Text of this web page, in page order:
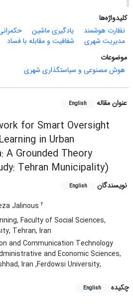
کلیدواژه‌ها
نظارت هوشمند
یادگیری ماشین
مدیریت شهری
شفافیت و مقابله با فساد
موضوعات
هوش مصنوعی و سیاستگذاری شهری
عنوان مقاله English
for Smart Oversight
in Urban
A Grounded Theory
Tehran Municipality)
نویسندگان English
Jalinous 2
Faculty of Social Sciences,
Tehran, Iran
and Communication Technology
and Economic Sciences,
Iran ,Ferdowsi University,
چکیده
English